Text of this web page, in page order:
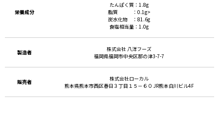
栄養成分
たんぱく質：1.8g
脂質 ：0.1g>
炭水化物 ：81.6g
食塩相当量：1.0g
製造者
株式会社 八洋フーズ
福岡県福岡市中央区那の津3-7-7
販売者
株式会社ローカル
熊本県熊本市西区春日３丁目１５－６０ JR熊本白川ビル4F